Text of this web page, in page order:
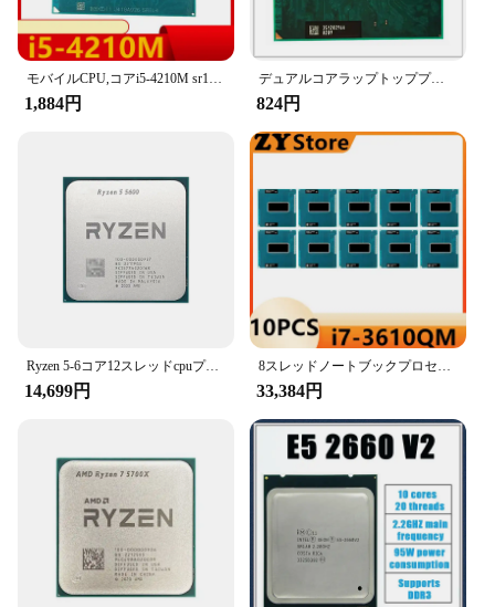
|Wholesale|Vendors|
**Advanced Technology for Reliable
Performance**
The 6723DWマキタTP00000099 CPU is the
epitome of advanced computing technology,
designed to meet the rigorous demands of
professionals in various industries. Its robust metal
construction ensures longevity and durability,
making it a reliable choice for intensive tasks. The
powerful processing capabilities of this CPU are
unmatched, allowing for seamless multitasking and
quick data processing, which is crucial for
professionals who require high-speed computing.
**Designed for Efficiency and Ease of Use**
The sleek design of the 6723DWマキタ
TP00000099 CPU is not only visually appealing but
also engineered for efficiency. Its compact size and
lightweight build make it easy to handle and
transport, making it a perfect fit for on-the-go
professionals. The CPU is designed to integrate
seamlessly with a variety of systems, ensuring that
it can be used in a range of scenarios, from small
businesses to large enterprises.
**Adaptable and User-Friendly**
モバイルCPU,コアi5-4210M sr1l4プロセッサ,2コア,4スレッド,fcpga946,22nm, 3.2ghz,3mb,l3,fcpga946
1,884円
デュアルコアラップトッププロセッサ,コアi3 2330m sr04j cpu,3mキャッシュ,2.20ghz,i3-2330M
824円
Ryzen 5-6コア12スレッドcpuプロセッサ,r5 5600, 3.5 ghz,7nm,65w,l3 = 32m,am4ソケット,ファンなし,バルク
14,699円 33,384円